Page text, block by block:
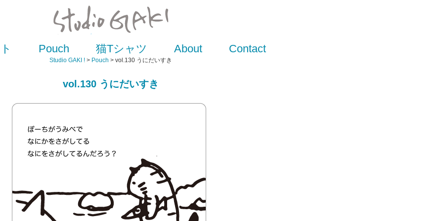
Pouch 猫Tシャツ About Contact
Studio GAKI ! > Pouch > vol.130 うにだいすき
vol.130 うにだいすき